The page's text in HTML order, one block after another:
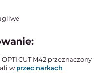
CUT M42 przeznaczony
wprzecinarkach